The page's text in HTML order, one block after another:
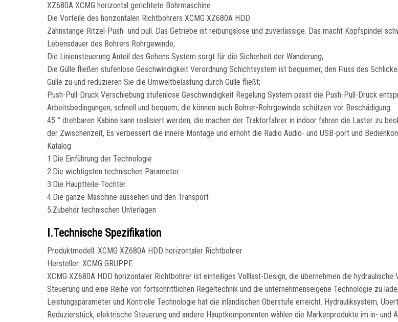
XZ680A XCMG horizontal gerichtete Bohrmaschine
Die Vorteile des horizontalen Richtbohrers XCMG XZ680A HDD
Zahnstange-Ritzel-Push- und pull. Das Getriebe ist reibungslose und zuverlässige. Das macht Kopfspindel
Lebensdauer des Bohrers Rohrgewinde;
Die Liniensteuerung Anteil des Gehens System sorgt für die Sicherheit der Wanderung;
Die Gülle fließen stufenlose Geschwindigkeit Verordnung Schichtsystem ist bequemer, den Fluss des
Gülle zu und reduzieren Sie die Umweltbelastung durch Gülle fließt;
Push-Pull-Druck Verschiebung stufenlose Geschwindigkeit Regelung System passt die Push-Pull-Druck
Arbeitsbedingungen, schnell und bequem, die können auch Bohrer-Rohrgewinde schützen vor Beschädigung.
45 ° drehbaren Kabine kann realisiert werden, die machen der Traktorfahrer in indoor fahren die Laster zu
der Zwischenzeit, Es verbessert die innere Montage und erhöht die Radio Audio- und USB-port und
Katalog
1.Die Einführung der Technologie
2.Die wichtigsten technischen Parameter
3.Die Hauptteile-Tochter
4.Die ganze Maschine aussehen und den Transport
5.Zubehör technischen Unterlagen
I.Technische Spezifikation
Produktmodell: XCMG XZ680A HDD horizontaler Richtbohrer
Hersteller: XCMG GRUPPE
XCMG XZ680A HDD horizontaler Richtbohrer ist einteiliges Volllast-Design, die übernehmen die hydraulische
Steuerung und eine Reihe von fortschrittlichen Regeltechnik und die unternehmenseigene Technologie zu
Leistungsparameter und Kontrolle Technologie hat die inländischen Oberstufe erreicht. Hydrauliksystem,
Reduzierstück, elektrische Steuerung und andere Hauptkomponenten wählen die Markenprodukte im in- und